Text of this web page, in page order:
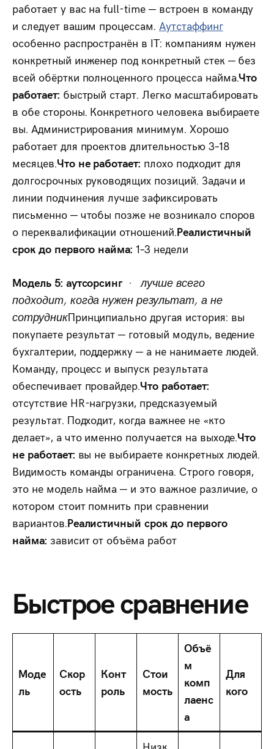
работает у вас на full-time — встроен в команду
и следует вашим процессам. Аутстаффинг
особенно распространён в IT: компаниям нужен
конкретный инженер под конкретный стек — без
всей обёртки полноценного процесса найма.Что
работает: быстрый старт. Легко масштабировать
в обе стороны. Конкретного человека выбираете
вы. Администрирования минимум. Хорошо
работает для проектов длительностью 3–18
месяцев.Что не работает: плохо подходит для
долгосрочных руководящих позиций. Задачи и
линии подчинения лучше зафиксировать
письменно — чтобы позже не возникало споров
о переквалификации отношений.Реалистичный
срок до первого найма:1–3 недели
Модель 5: аутсорсинг· лучше всего
подходит, когда нужен результат, а не
сотрудникПринципиально другая история: вы
покупаете результат — готовый модуль, ведение
бухгалтерии, поддержку — а не нанимаете людей.
Команду, процесс и выпуск результата
обеспечивает провайдер.Что работает:
отсутствие HR-нагрузки, предсказуемый
результат. Подходит, когда важнее не «кто
делает», а что именно получается на выходе.Что
не работает: вы не выбираете конкретных людей.
Видимость команды ограничена. Строго говоря,
это не модель найма — и это важное различие, о
котором стоит помнить при сравнении
вариантов.Реалистичный срок до первого
найма: зависит от объёма работ
Быстрое сравнение
Моде
ль
Скор
ость
Конт
роль
Стои
мость
Объё
м
комп
лаенс
а
Для
кого